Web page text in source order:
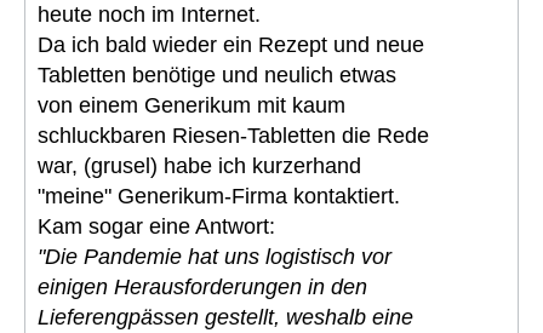
heute noch im Internet.
Da ich bald wieder ein Rezept und neue
Tabletten benötige und neulich etwas
von einem Generikum mit kaum
schluckbaren Riesen-Tabletten die Rede
war, (grusel) habe ich kurzerhand
"meine" Generikum-Firma kontaktiert.
Kam sogar eine Antwort:
"Die Pandemie hat uns logistisch vor
einigen Herausforderungen in den
Lieferengpässen gestellt, weshalb eine